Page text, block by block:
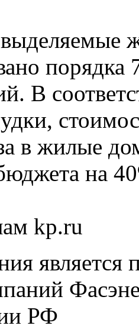
порядка
В
в жилые
на
kp.ru
является
РФ